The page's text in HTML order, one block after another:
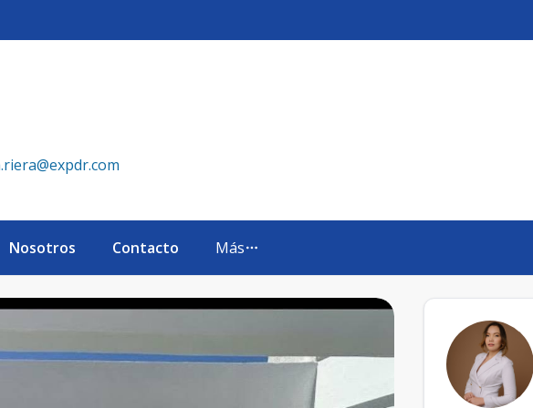
Nosotros Contacto Más
- eXp Realty República Dominicana